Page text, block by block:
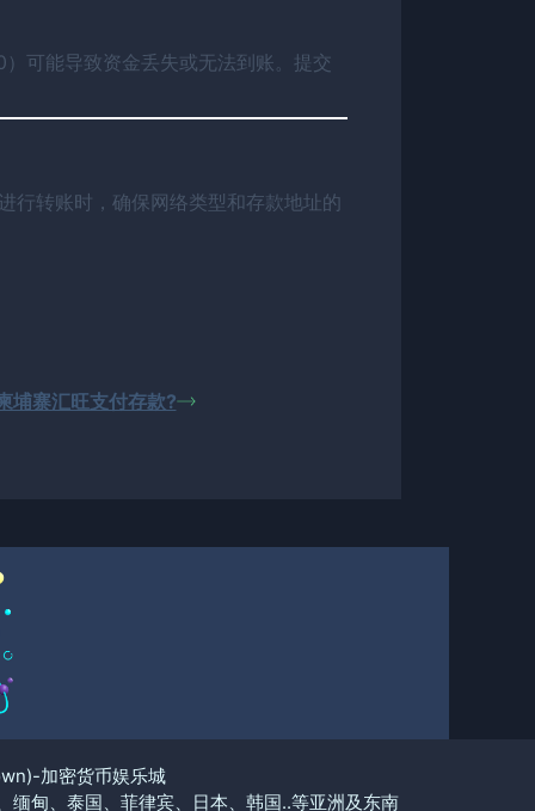
可能导致资金丢失或无法到账。提交
行转账时，确保网络类型和存款地址的
埔寨汇旺支付存款?
加密货币娱乐城
缅甸、泰国、菲律宾、日本、韩国..等亚洲及东南